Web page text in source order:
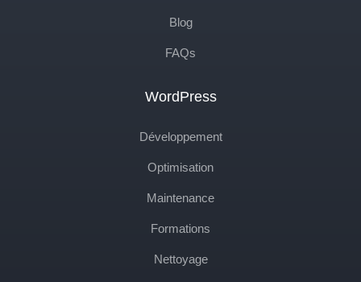
Blog
FAQs
WordPress
Développement
Optimisation
Maintenance
Formations
Nettoyage